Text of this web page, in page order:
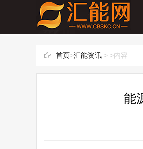
首页>汇能资讯 > >内容
能